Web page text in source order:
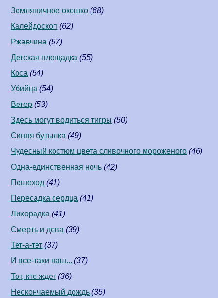
Земляничное окошко (68)
Калейдоскоп (62)
Ржавчина (57)
Детская площадка (55)
Коса (54)
Убийца (54)
Ветер (53)
Здесь могут водиться тигры (50)
Синяя бутылка (49)
Чудесный костюм цвета сливочного мороженого (46)
Одна-единственная ночь (42)
Пешеход (41)
Пересадка сердца (41)
Лихорадка (41)
Смерть и дева (39)
Тет-а-тет (37)
И все-таки наш... (37)
Тот, кто ждет (36)
Нескончаемый дождь (35)